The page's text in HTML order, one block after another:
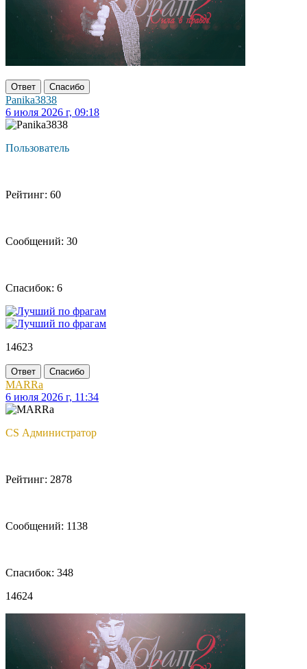
Ответ Спасибо
Panika3838
6 июля 2026 г, 09:18
Пользователь
Рейтинг: 60
Сообщений: 30
Спасибок: 6
14623
Ответ Спасибо
MARRa
6 июля 2026 г, 11:34
CS Администратор
Рейтинг: 2878
Сообщений: 1138
Спасибок: 348
14624